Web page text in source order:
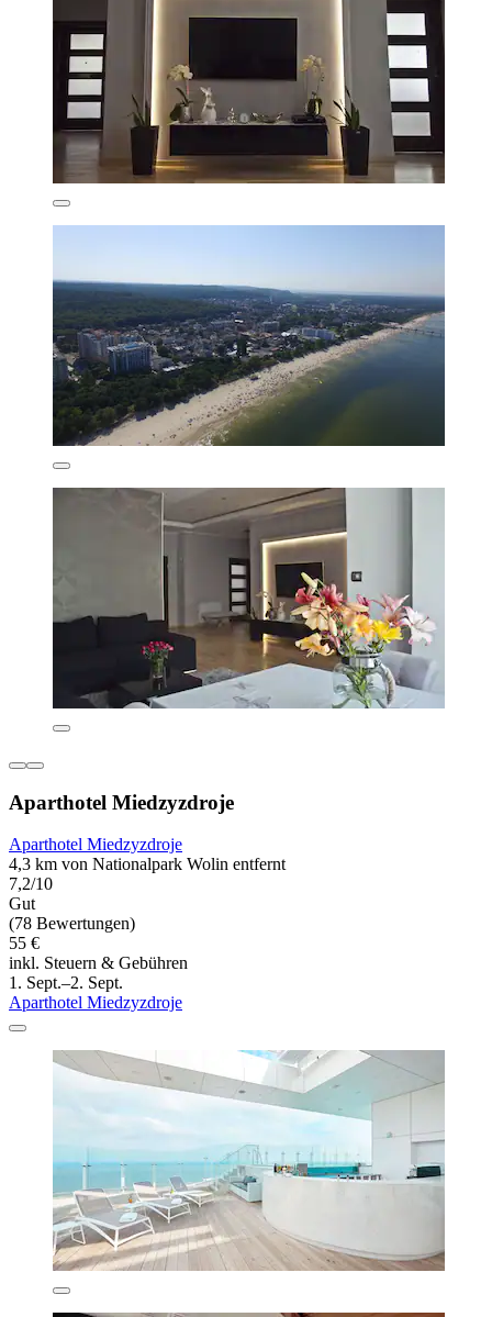
Aparthotel Miedzyzdroje
Aparthotel Miedzyzdroje
4,3 km von Nationalpark Wolin entfernt
7,2/10
Gut
(78 Bewertungen)
55 €
inkl. Steuern & Gebühren
1. Sept.–2. Sept.
Aparthotel Miedzyzdroje